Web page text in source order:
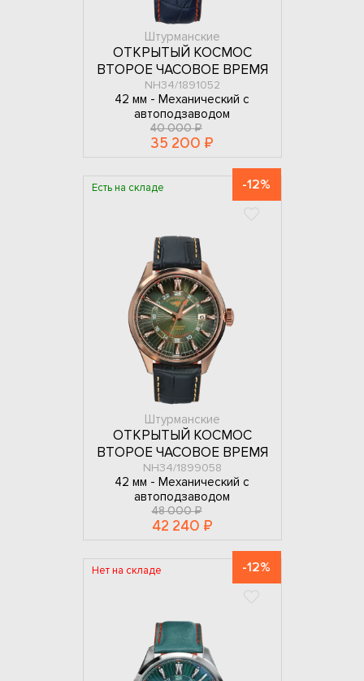
Штурманские
ОТКРЫТЫЙ КОСМОС
ВТОРОЕ ЧАСОВОЕ ВРЕМЯ
NH34/1891052
42 мм - Механический с
автоподзаводом
40 000 ₽
35 200 ₽
Есть на складе -12%
Штурманские
ОТКРЫТЫЙ КОСМОС
ВТОРОЕ ЧАСОВОЕ ВРЕМЯ
NH34/1899058
42 мм - Механический с
автоподзаводом
48 000 ₽
42 240 ₽
Нет на складе -12%